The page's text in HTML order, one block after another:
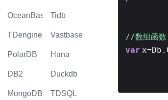
OceanBase Tidb
TDengine Vastbase
PolarDB Hana
DB2 Duckdb
MongoDB TDSQL
//数组函
var